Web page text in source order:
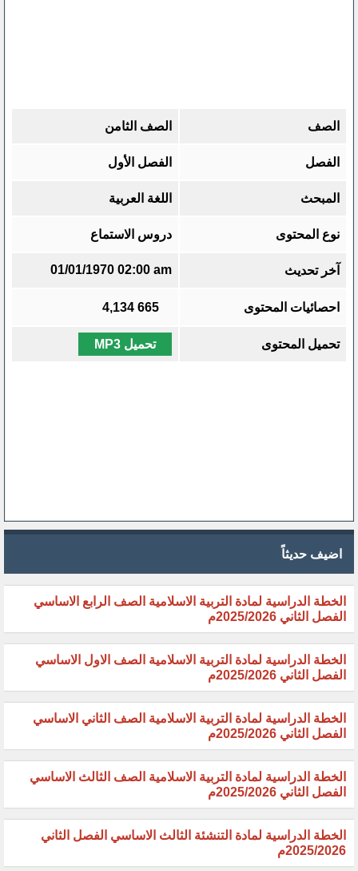
الصف الصف الثامن
الفصل الفصل الأول
المبحث اللغة العربية
نوع المحتوى دروس الاستماع
آخر تحديث 01/01/1970 02:00 am
احصائيات المحتوى 665
4,134
تحميل المحتوى تحميل MP3
اضيف حديثاً
الخطة الدراسية لمادة التربية الاسلامية الصف الرابع الاساسي
الفصل الثاني 2025/2026م
الخطة الدراسية لمادة التربية الاسلامية الصف الاول الاساسي
الفصل الثاني 2025/2026م
الخطة الدراسية لمادة التربية الاسلامية الصف الثاني الاساسي
الفصل الثاني 2025/2026م
الخطة الدراسية لمادة التربية الاسلامية الصف الثالث الاساسي
الفصل الثاني 2025/2026م
الخطة الدراسية لمادة التنشئة الثالث الاساسي الفصل الثاني
2025/2026م